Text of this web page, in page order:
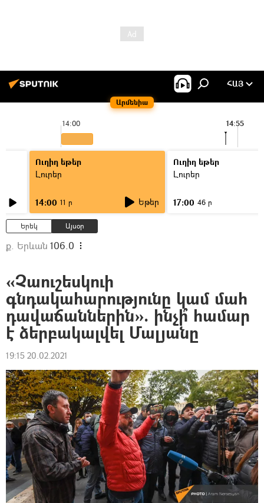
Արմենիա
ՀԱՅ
14:00 14:55
Ուղիղ եթեր
Լուրեր
14:00 11 ր Եթեր
Ուղիղ եթեր
Լուրեր
17:00 46 ր
Երեկ Այսօր
ք. Երևան 106.0
«Չաուշեսկուի
գնդակահարությունը կամ մահ
դավաճաններին». ինչի՞ համար
է ձերբակալվել Մալյանը
19:15 20.02.2021